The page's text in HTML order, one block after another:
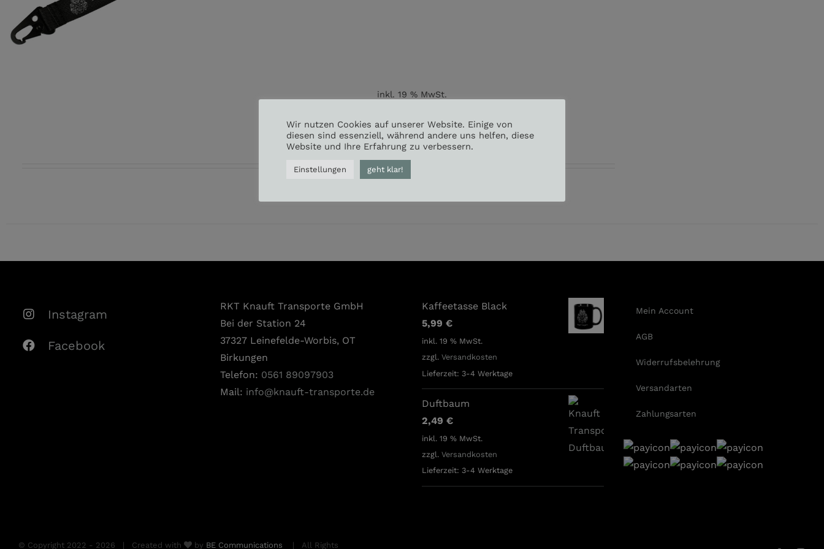
inkl. 19 % MwSt.
Lieferzeit:3-4 Werktage
Instagram
Facebook
RKT Knauft Transporte GmbH
Bei der Station 24
37327 Leinefelde-Worbis, OT
Birkungen
Telefon: 0561 89097903
Mail: info@knauft-transporte.de
Kaffeetasse Black
5,99 €
inkl. 19 % MwSt.
zzgl. Versandkosten
Lieferzeit: 3-4 Werktage
Duftbaum
2,49 €
inkl. 19 % MwSt.
zzgl. Versandkosten
Lieferzeit: 3-4 Werktage
Mein Account
AGB
Widerrufsbelehrung
Versandarten
Zahlungsarten
© Copyright 2022 - 2026 | Created with by BE Communications | All Rights
Wir nutzen Cookies auf unserer Website. Einige von
diesen sind essenziell, während andere uns helfen, diese
Website und Ihre Erfahrung zu verbessern.
Einstellungen geht klar!